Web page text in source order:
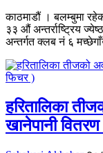
काठमाडौं । बलम्बुमा
३३ औं अन्तर्राष्ट्रिय
अन्तर्गत क्लब नं ६
हरितालिका
खानेपानी